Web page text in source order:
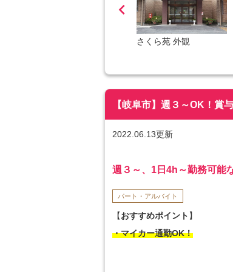
さくら苑 外観

【岐阜市】週３～OK！賞
2022.06.13更新
週３～、1日4h～勤務可能
パート・アルバイト
【おすすめポイント 】
・マイカー通勤OK！